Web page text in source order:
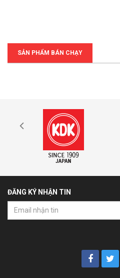
SẢN PHẨM BÁN CHẠY
ĐĂNG KÝ NHẬN TIN